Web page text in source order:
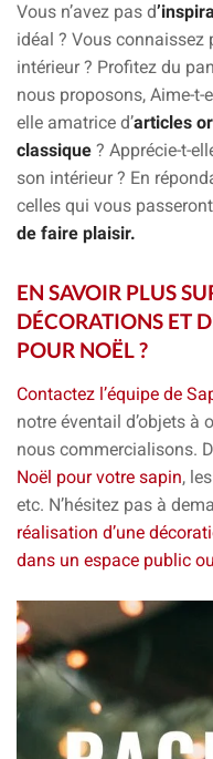
Vous n’avez pas d
idéal ? Vous connaissez
intérieur ? Profitez du
nous proposons, Aime-t-
elle amatrice d’articles
classique ? Apprécie-t-
son intérieur ? En
celles qui vous
de faire plaisir.
EN SAVOIR PLUS
DÉCORATIONS ET
POUR NOËL ?
Contactez l’équipe de
notre éventail d’objets à
nous commercialisons.
Noël pour votre sapin, les
etc. N’hésitez pas à
réalisation d’une
dans un espace public